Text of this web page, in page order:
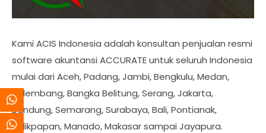
Kami ACIS Indonesia adalah konsultan penjualan resmi
software akuntansi ACCURATE untuk seluruh Indonesia
mulai dari Aceh, Padang, Jambi, Bengkulu, Medan,
Palembang, Bangka Belitung, Serang, Jakarta,
Bandung, Semarang, Surabaya, Bali, Pontianak,
Balikpapan, Manado, Makasar sampai Jayapura.